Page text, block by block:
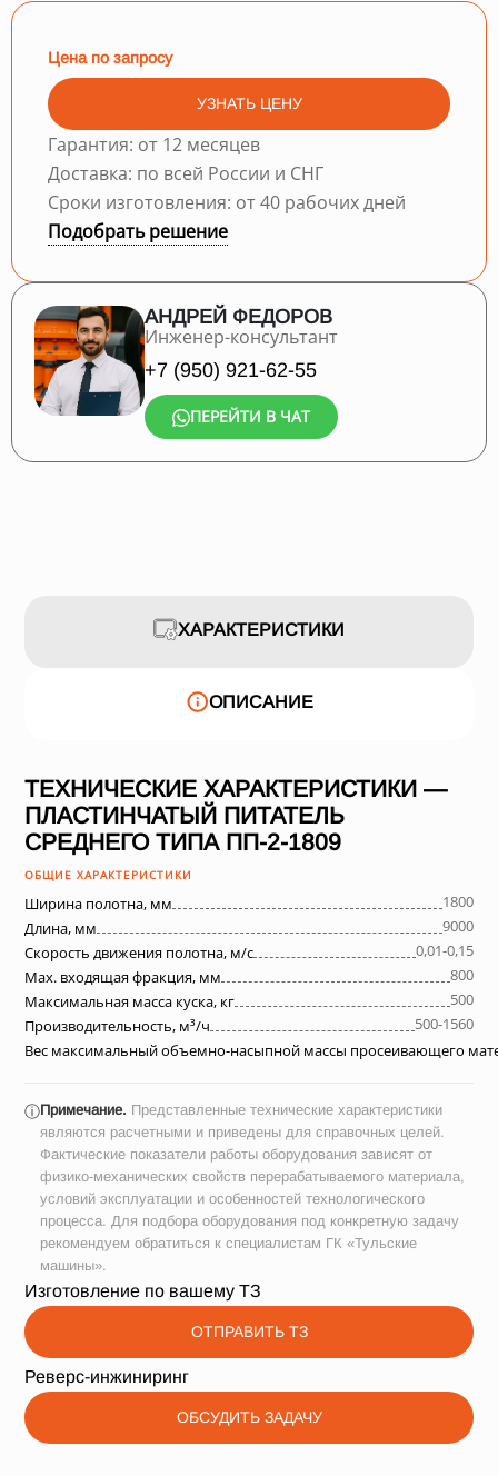
Цена по запросу
УЗНАТЬ ЦЕНУ
Гарантия: от 12 месяцев
Доставка: по всей России и СНГ
Сроки изготовления: от 40 рабочих дней
Подобрать решение
АНДРЕЙ ФЕДОРОВ
Инженер-консультант
+7 (950) 921-62-55
ПЕРЕЙТИ В ЧАТ
ХАРАКТЕРИСТИКИ
ОПИСАНИЕ
ТЕХНИЧЕСКИЕ ХАРАКТЕРИСТИКИ —
ПЛАСТИНЧАТЫЙ ПИТАТЕЛЬ
СРЕДНЕГО ТИПА ПП-2-1809
ОБЩИЕ ХАРАКТЕРИСТИКИ
Ширина полотна, мм
1800
Длина, мм
9000
Скорость движения полотна, м/с
0,01-0,15
Max. входящая фракция, мм
800
Максимальная масса куска, кг
500
Производительность, м³/ч
500-1560
Вес максимальный объемно-насыпной массы просеивающего
ⓘПримечание. Представленные технические характеристики
являются расчетными и приведены для справочных целей.
Фактические показатели работы оборудования зависят от
физико-механических свойств перерабатываемого материала,
условий эксплуатации и особенностей технологического
процесса. Для подбора оборудования под конкретную задачу
рекомендуем обратиться к специалистам ГК «Тульские
машины».
Изготовление по вашему ТЗ
ОТПРАВИТЬ ТЗ
Реверс-инжиниринг
ОБСУДИТЬ ЗАДАЧУ